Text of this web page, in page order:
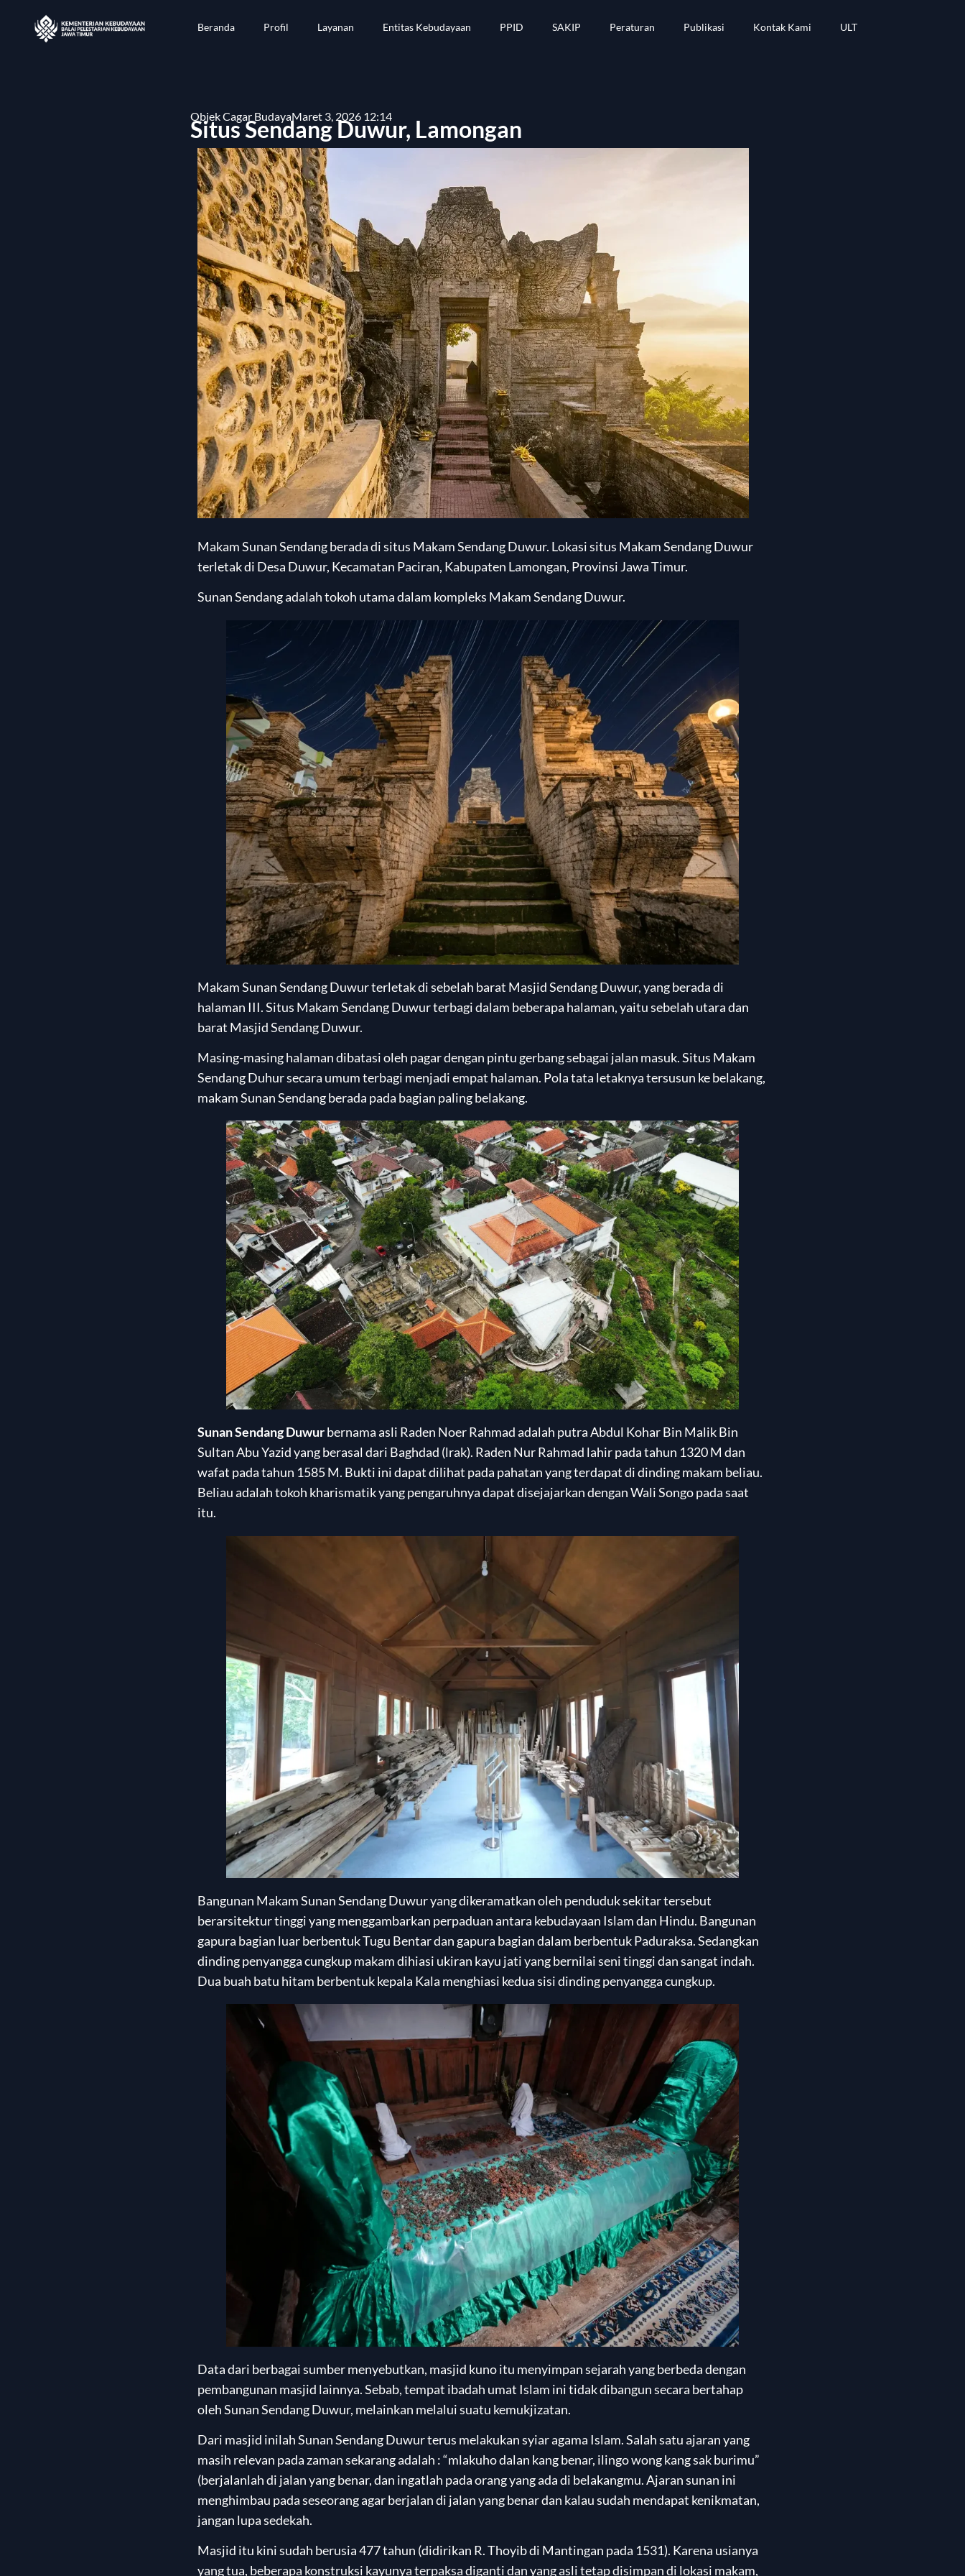
Beranda Profil Layanan Entitas Kebudayaan PPID SAKIP Peraturan Publikasi Kontak Kami ULT
Objek Cagar BudayaMaret 3, 2026 12:14
Situs Sendang Duwur, Lamongan
Makam Sunan Sendang berada di situs Makam Sendang Duwur. Lokasi situs Makam Sendang Duwur
terletak di Desa Duwur, Kecamatan Paciran, Kabupaten Lamongan, Provinsi Jawa Timur.
Sunan Sendang adalah tokoh utama dalam kompleks Makam Sendang Duwur.
Makam Sunan Sendang Duwur terletak di sebelah barat Masjid Sendang Duwur, yang berada di
halaman III. Situs Makam Sendang Duwur terbagi dalam beberapa halaman, yaitu sebelah utara dan
barat Masjid Sendang Duwur.
Masing-masing halaman dibatasi oleh pagar dengan pintu gerbang sebagai jalan masuk. Situs Makam
Sendang Duhur secara umum terbagi menjadi empat halaman. Pola tata letaknya tersusun ke belakang,
makam Sunan Sendang berada pada bagian paling belakang.
Sunan Sendang Duwurbernama asli Raden Noer Rahmad adalah putra Abdul Kohar Bin Malik Bin
Sultan Abu Yazid yang berasal dari Baghdad (lrak). Raden Nur Rahmad lahir pada tahun 1320 M dan
wafat pada tahun 1585 M. Bukti ini dapat dilihat pada pahatan yang terdapat di dinding makam beliau.
Beliau adalah tokoh kharismatik yang pengaruhnya dapat disejajarkan dengan Wali Songo pada saat
itu.
Bangunan Makam Sunan Sendang Duwur yang dikeramatkan oleh penduduk sekitar tersebut
berarsitektur tinggi yang menggambarkan perpaduan antara kebudayaan Islam dan Hindu. Bangunan
gapura bagian luar berbentuk Tugu Bentar dan gapura bagian dalam berbentuk Paduraksa. Sedangkan
dinding penyangga cungkup makam dihiasi ukiran kayu jati yang bernilai seni tinggi dan sangat indah.
Dua buah batu hitam berbentuk kepala Kala menghiasi kedua sisi dinding penyangga cungkup.
Data dari berbagai sumber menyebutkan, masjid kuno itu menyimpan sejarah yang berbeda dengan
pembangunan masjid lainnya. Sebab, tempat ibadah umat Islam ini tidak dibangun secara bertahap
oleh Sunan Sendang Duwur, melainkan melalui suatu kemukjizatan.
Dari masjid inilah Sunan Sendang Duwur terus melakukan syiar agama Islam. Salah satu ajaran yang
masih relevan pada zaman sekarang adalah : “mlakuho dalan kang benar, ilingo wong kang sak burimu”
(berjalanlah di jalan yang benar, dan ingatlah pada orang yang ada di belakangmu. Ajaran sunan ini
menghimbau pada seseorang agar berjalan di jalan yang benar dan kalau sudah mendapat kenikmatan,
jangan lupa sedekah.
Masjid itu kini sudah berusia 477 tahun (didirikan R. Thoyib di Mantingan pada 1531). Karena usianya
yang tua, beberapa konstruksi kayunya terpaksa diganti dan yang asli tetap disimpan di lokasi makam,